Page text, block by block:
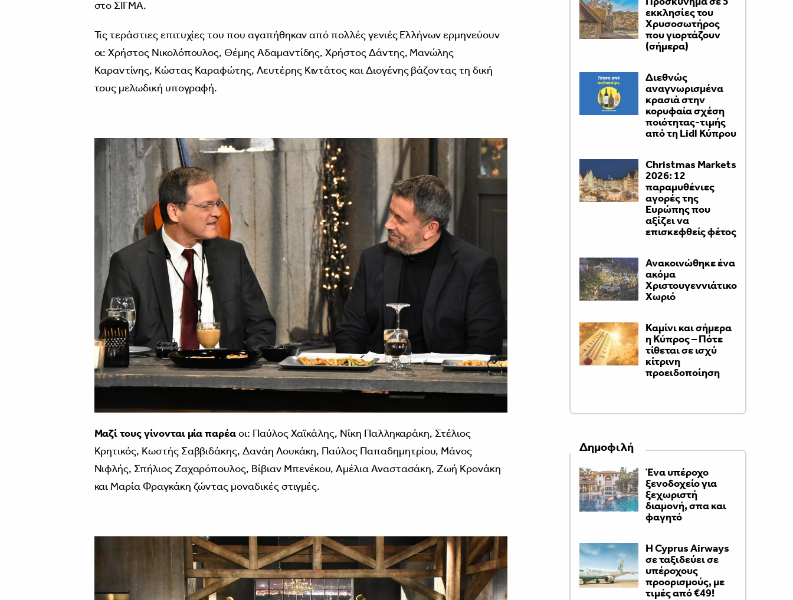
στο ΣΙΓΜΑ.
Τις τεράστιες επιτυχίες του που αγαπήθηκαν από πολλές γενιές Ελλήνων ερμηνεύουν
οι: Χρήστος Νικολόπουλος, Θέμης Αδαμαντίδης, Χρήστος Δάντης, Μανώλης
Καραντίνης, Κώστας Καραφώτης, Λευτέρης Κιντάτος και Διογένης βάζοντας τη δική
τους μελωδική υπογραφή.
Μαζί τους γίνονται μία παρέαοι: Παύλος Χαϊκάλης, Νίκη Παλληκαράκη, Στέλιος
Κρητικός, Κωστής Σαββιδάκης, Δανάη Λουκάκη, Παύλος Παπαδημητρίου, Μάνος
Νιφλής, Σπήλιος Ζαχαρόπουλος, Βίβιαν Μπενέκου, Αμέλια Αναστασάκη, Ζωή Κρονάκη
και Μαρία Φραγκάκη ζώντας μοναδικές στιγμές.
εκκλησίες του
Χρυσοσωτήρος
που γιορτάζουν
(σήμερα)
Διεθνώς
αναγνωρισμένα
κρασιά στην
κορυφαία σχέση
ποιότητας-τιμής
από τη Lidl Κύπρου
Christmas Markets
2026: 12
παραμυθένιες
αγορές της
Ευρώπης που
αξίζει να
επισκεφθείς φέτος
Ανακοινώθηκε ένα
ακόμα
Χριστουγεννιάτικο
Χωριό
Καμίνι και σήμερα
η Κύπρος – Πότε
τίθεται σε ισχύ
κίτρινη
προειδοποίηση
Δημοφιλή
Ένα υπέροχο
ξενοδοχείο για
ξεχωριστή
διαμονή, σπα και
φαγητό
H Cyprus Airways
σε ταξιδεύει σε
υπέροχους
προορισμούς, με
τιμές από €49!